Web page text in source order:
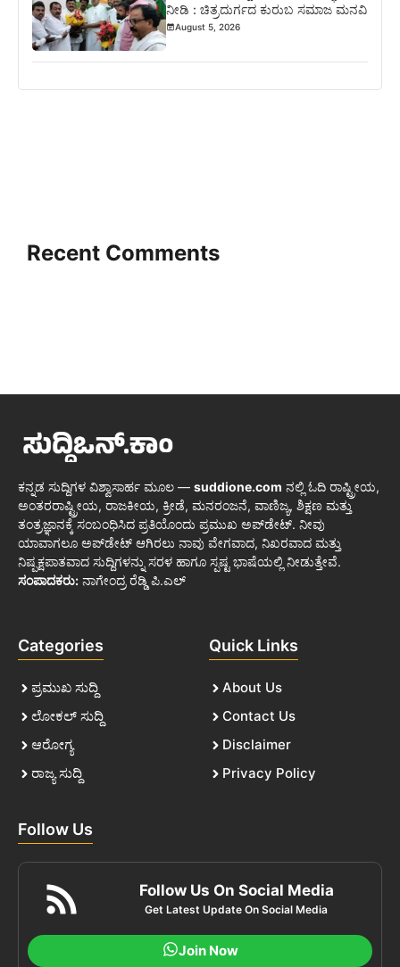
ನೀಡಿ : ಚಿತ್ರದುರ್ಗದ ಕುರುಬ ಸಮಾಜ ಮನವಿ
August 5, 2026
Recent Comments
ಕನ್ನಡ ಸುದ್ದಿಗಳ ವಿಶ್ವಾಸಾರ್ಹ ಮೂಲ — suddione.com ನಲ್ಲಿ ಓದಿ ರಾಷ್ಟ್ರೀಯ,
ಅಂತರರಾಷ್ಟ್ರೀಯ, ರಾಜಕೀಯ, ಕ್ರೀಡೆ, ಮನರಂಜನೆ, ವಾಣಿಜ್ಯ, ಶಿಕ್ಷಣ ಮತ್ತು
ತಂತ್ರಜ್ಞಾನಕ್ಕೆ ಸಂಬಂಧಿಸಿದ ಪ್ರತಿಯೊಂದು ಪ್ರಮುಖ ಅಪ್‌ಡೇಟ್. ನೀವು
ಯಾವಾಗಲೂ ಅಪ್‌ಡೇಟ್ ಆಗಿರಲು ನಾವು ವೇಗವಾದ, ನಿಖರವಾದ ಮತ್ತು
ನಿಷ್ಪಕ್ಷಪಾತವಾದ ಸುದ್ದಿಗಳನ್ನು ಸರಳ ಹಾಗೂ ಸ್ಪಷ್ಟ ಭಾಷೆಯಲ್ಲಿ ನೀಡುತ್ತೇವೆ.
ಸಂಪಾದಕರು: ನಾಗೇಂದ್ರ ರೆಡ್ಡಿ ಪಿ.ಎಲ್
Categories
ಪ್ರಮುಖ ಸುದ್ದಿ
ಲೋಕಲ್ ಸುದ್ದಿ
ಆರೋಗ್ಯ
ರಾಜ್ಯ ಸುದ್ದಿ
Quick Links
About Us
Contact Us
Disclaimer
Privacy Policy
Follow Us
Follow Us On Social Media
Get Latest Update On Social Media
Join Now